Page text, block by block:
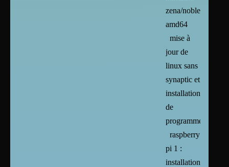
zena/noble/trixie/
amd64
mise à
jour de
linux sans
synaptic et
installation
de
programmes
raspberry
pi 1 :
installation